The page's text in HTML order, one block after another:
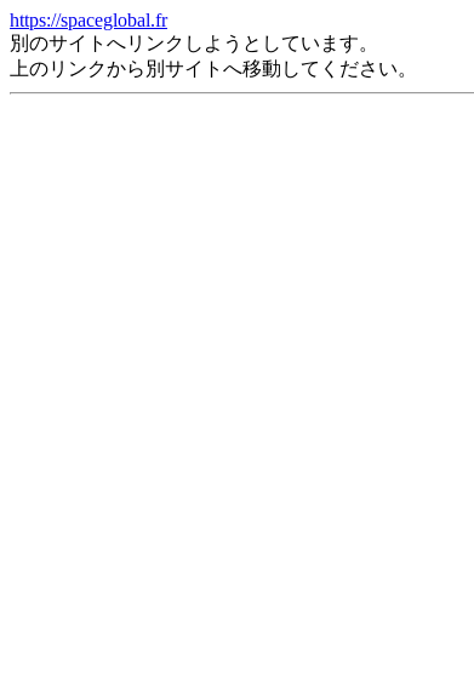
https://spaceglobal.fr
別のサイトへリンクしようとしています。
上のリンクから別サイトへ移動してください。